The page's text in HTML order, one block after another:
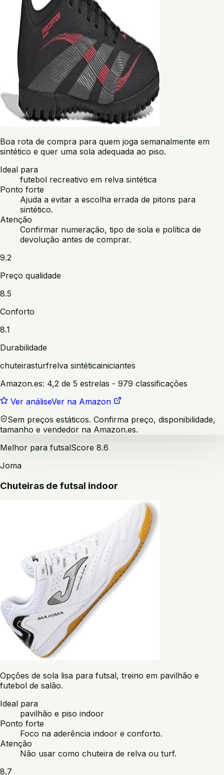
Boa rota de compra para quem joga semanalmente em
sintético e quer uma sola adequada ao piso.
Ideal para
futebol recreativo em relva sintética
Ponto forte
Ajuda a evitar a escolha errada de pitons para
sintético.
Atenção
Confirmar numeração, tipo de sola e política de
devolução antes de comprar.
9.2
Preço qualidade
8.5
Conforto
8.1
Durabilidade
chuteirasturfrelva sintéticainiciantes
Amazon.es: 4,2 de 5 estrelas - 979 classificações
Ver análiseVer na Amazon
Sem preços estáticos. Confirma preço, disponibilidade,
tamanho e vendedor na Amazon.es.
Melhor para futsalScore 8.6
Joma
Chuteiras de futsal indoor
Opções de sola lisa para futsal, treino em pavilhão e
futebol de salão.
Ideal para
pavilhão e piso indoor
Ponto forte
Foco na aderência indoor e conforto.
Atenção
Não usar como chuteira de relva ou turf.
8.7